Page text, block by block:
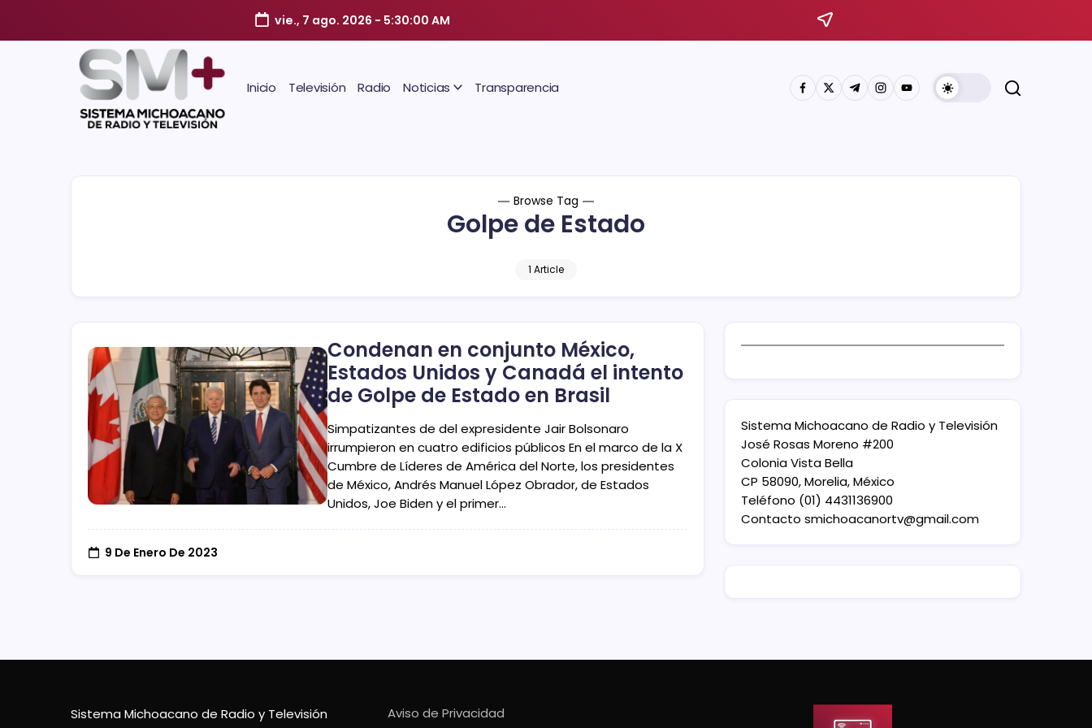
vie., 7 ago. 2026 - 5:30:01 AM
Inicio Televisión Radio Noticias Transparencia
Browse Tag
Golpe de Estado
1 Article
Condenan en conjunto México,
Estados Unidos y Canadá el intento
de Golpe de Estado en Brasil
Simpatizantes de del expresidente Jair Bolsonaro
irrumpieron en cuatro edificios públicos En el marco de la X
Cumbre de Líderes de América del Norte, los presidentes
de México, Andrés Manuel López Obrador, de Estados
Unidos, Joe Biden y el primer…
9 De Enero De 2023
Sistema Michoacano de Radio y Televisión
José Rosas Moreno #200
Colonia Vista Bella
CP 58090, Morelia, México
Teléfono (01) 4431136900
Contacto smichoacanortv@gmail.com
Sistema Michoacano de Radio y Televisión
Aviso de Privacidad